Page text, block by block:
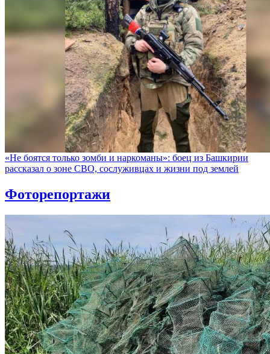
«Не боятся только зомби и наркоманы»: боец из Башкирии
рассказал о зоне СВО, сослуживцах и жизни под землей
Фоторепортажи